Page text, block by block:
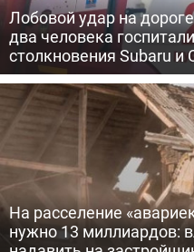
Лобовой удар на
два человека
столкновения Subaru и
На расселение
нужно 13 миллиардов: